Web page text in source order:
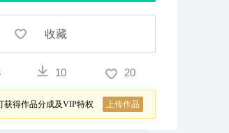
收藏
10 20
获得作品分成及VIP特权 上传作品